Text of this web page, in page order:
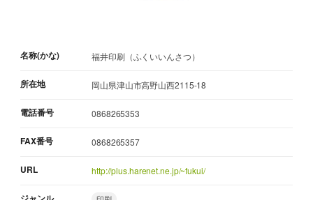
名称(かな) 福井印刷（ふくいいんさつ）
所在地 岡山県津山市高野山西2115-18
電話番号 0868265353
FAX番号 0868265357
URL http://plus.harenet.ne.jp/~fukui/